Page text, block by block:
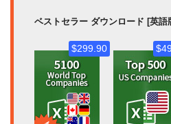
ベストセラー ダウンロード [英語
$299.90